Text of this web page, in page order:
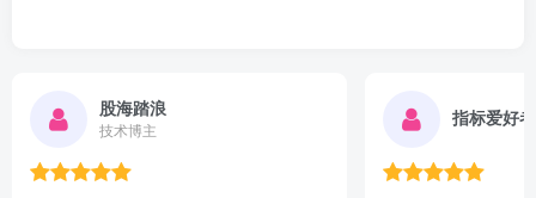
股海踏浪
技术博主
指标爱好者